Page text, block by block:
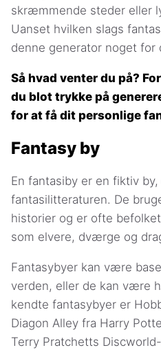
skræmmende steder eller
Uanset hvilken slags
denne generator noget for
Så hvad venter du på?
du blot trykke på
for at få dit personlige
Fantasy by
En fantasiby er en fiktiv
fantasilitteraturen. De
historier og er ofte
som elvere, dværge og
Fantasybyer kan være
verden, eller de kan være
kendte fantasybyer er
Diagon Alley fra Harry
Terry Pratchetts